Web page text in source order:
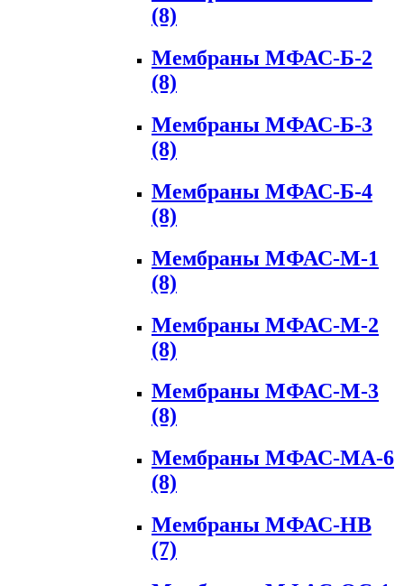
(8)
Мембраны МФАС-Б-2
(8)
Мембраны МФАС-Б-3
(8)
Мембраны МФАС-Б-4
(8)
Мембраны МФАС-М-1
(8)
Мембраны МФАС-М-2
(8)
Мембраны МФАС-М-3
(8)
Мембраны МФАС-МА-6
(8)
Мембраны МФАС-НВ
(7)